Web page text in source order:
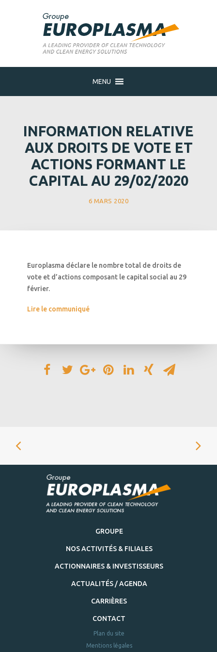
MENU
INFORMATION RELATIVE
AUX DROITS DE VOTE ET
ACTIONS FORMANT LE
CAPITAL AU 29/02/2020
6 MARS 2020
Europlasma déclare le nombre total de droits de
vote et d’actions composant le capital social au 29
février.
Lire le communiqué
GROUPE
NOS ACTIVITÉS & FILIALES
ACTIONNAIRES & INVESTISSEURS
ACTUALITÉS / AGENDA
CARRIÈRES
CONTACT
Plan du site
Mentions légales